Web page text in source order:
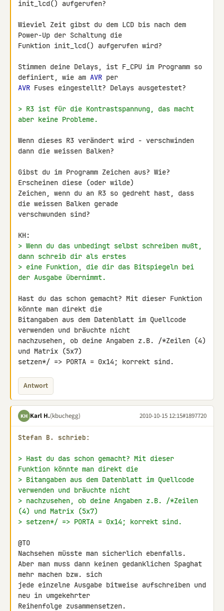
init_lcd() aufgerufen?
Wieviel Zeit gibst du dem LCD bis nach dem
Power-Up der Schaltung die
Funktion init_lcd() aufgerufen wird?
Stimmen deine Delays, ist F_CPU im Programm so
definiert, wie am AVR
AVR Fuses eingestellt? Delays ausgetestet?
> R3 ist für die Kontrastspannung, das macht
aber keine Probleme.
Wenn dieses R3 verändert wird - verschwinden
dann die weissen Balken?
Gibst du im Programm Zeichen aus? Wie?
Erscheinen diese (oder wilde)
Zeichen, wenn du an R3 so gedreht hast, dass
die weissen Balken gerade
verschwunden sind?
> Wenn du das unbedingt selbst schreiben mußt,
dann schreib dir als erstes
> eine Funktion, die dir das Bitspiegeln bei
der Ausgabe übernimmt.
Hast du das schon gemacht? Mit dieser Funktion
könnte man direkt die
Bitangaben aus dem Datenblatt im Quellcode
verwenden und bräuchte nicht
nachzusehen, ob deine Angaben z.B. /*Zeilen (4)
und Matrix (5x7)
setzen*/ => PORTA = 0x14; korrekt sind.
Antwort
KH Karl H.(kbuchegg) 2010-10-15 12:15#1897720
Stefan B. schrieb:
> Hast du das schon gemacht? Mit dieser
Funktion könnte man direkt die
> Bitangaben aus dem Datenblatt im Quellcode
verwenden und bräuchte nicht
> nachzusehen, ob deine Angaben z.B. /*Zeilen
(4) und Matrix (5x7)
> setzen*/ => PORTA = 0x14; korrekt sind.
@TO
Nachsehen müsste man sicherlich ebenfalls.
Aber man muss dann keinen gedanklichen Spaghat
mehr machen bzw. sich
jede einzelne Ausgabe bitweise aufschreiben und
neu in umgekehrter
Reihenfolge zusammensetzen.